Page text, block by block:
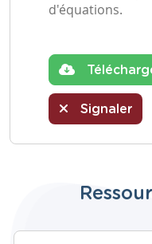
d'équations.
Signaler